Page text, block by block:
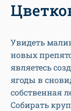
Увидеть
новых
являетесь
ягоды в
собственная
Собирать